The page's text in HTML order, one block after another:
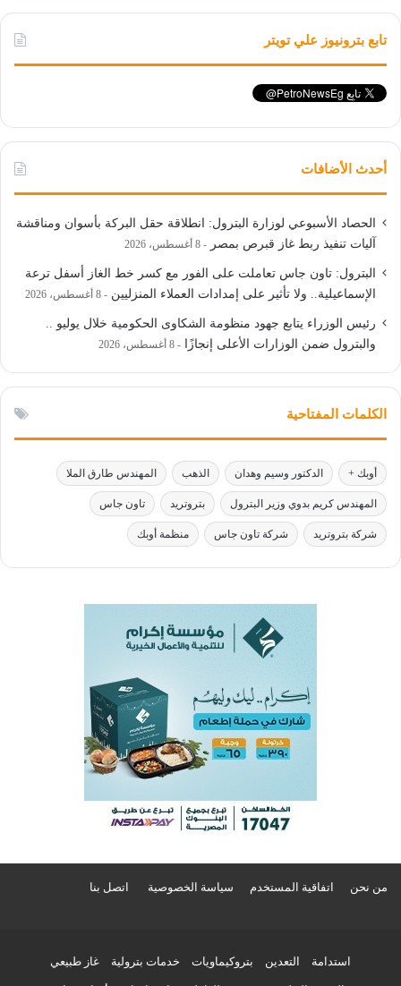
تابع بترونيوز علي تويتر
أحدث الأضافات
الحصاد الأسبوعي لوزارة البترول: انطلاقة حقل البركة بأسوان ومناقشة
آليات تنفيذ ربط غاز قبرص بمصر
8 أغسطس، 2026
البترول: تاون جاس تعاملت على الفور مع كسر خط الغاز أسفل ترعة
الإسماعيلية.. ولا تأثير على إمدادات العملاء المنزليين
8 أغسطس، 2026
رئيس الوزراء يتابع جهود منظومة الشكاوى الحكومية خلال يوليو ..
والبترول ضمن الوزارات الأعلى إنجازًا
8 أغسطس، 2026
الكلمات المفتاحية
أوبك + الدكتور وسيم وهدان الذهب المهندس طارق الملا
المهندس كريم بدوي وزير البترول بتروتريد تاون جاس
شركة بتروتريد شركة تاون جاس منظمة أوبك
من نحن اتفاقية المستخدم سياسة الخصوصية اتصل بنا
استدامة التعدين بتروكيماويات خدمات بترولية غاز طبيعي